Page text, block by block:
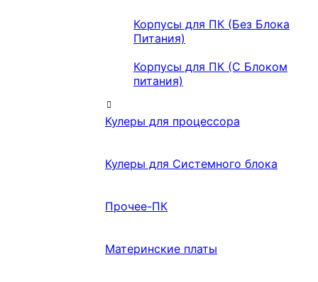
Корпусы для ПК (Без Блока
Питания)
Корпусы для ПК (С Блоком
питания)
Кулеры для процессора
Кулеры для Системного блока
Прочее-ПК
Материнские платы